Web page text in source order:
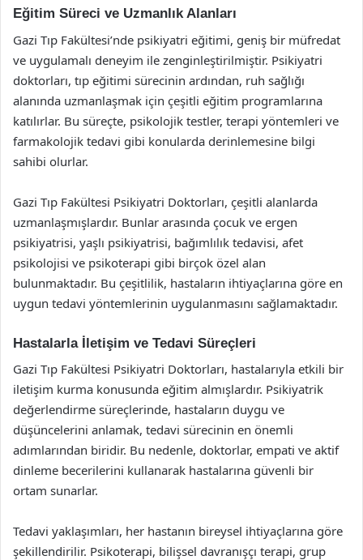
Eğitim Süreci ve Uzmanlık Alanları
Gazi Tıp Fakültesi’nde psikiyatri eğitimi, geniş bir müfredat
ve uygulamalı deneyim ile zenginleştirilmiştir. Psikiyatri
doktorları, tıp eğitimi sürecinin ardından, ruh sağlığı
alanında uzmanlaşmak için çeşitli eğitim programlarına
katılırlar. Bu süreçte, psikolojik testler, terapi yöntemleri ve
farmakolojik tedavi gibi konularda derinlemesine bilgi
sahibi olurlar.
Gazi Tıp Fakültesi Psikiyatri Doktorları, çeşitli alanlarda
uzmanlaşmışlardır. Bunlar arasında çocuk ve ergen
psikiyatrisi, yaşlı psikiyatrisi, bağımlılık tedavisi, afet
psikolojisi ve psikoterapi gibi birçok özel alan
bulunmaktadır. Bu çeşitlilik, hastaların ihtiyaçlarına göre en
uygun tedavi yöntemlerinin uygulanmasını sağlamaktadır.
Hastalarla İletişim ve Tedavi Süreçleri
Gazi Tıp Fakültesi Psikiyatri Doktorları, hastalarıyla etkili bir
iletişim kurma konusunda eğitim almışlardır. Psikiyatrik
değerlendirme süreçlerinde, hastaların duygu ve
düşüncelerini anlamak, tedavi sürecinin en önemli
adımlarından biridir. Bu nedenle, doktorlar, empati ve aktif
dinleme becerilerini kullanarak hastalarına güvenli bir
ortam sunarlar.
Tedavi yaklaşımları, her hastanın bireysel ihtiyaçlarına göre
şekillendirilir. Psikoterapi, bilişsel davranışçı terapi, grup